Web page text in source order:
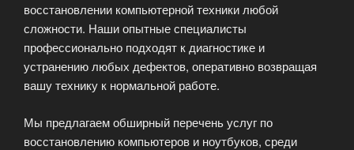
восстановлении компьютерной техники любой
сложности. Наши опытные специалисты
профессионально подходят к диагностике и
устранению любых дефектов, оперативно возвращая
вашу технику к нормальной работе.
Мы предлагаем обширный перечень услуг по
восстановлению компьютеров и ноутбуков, среди